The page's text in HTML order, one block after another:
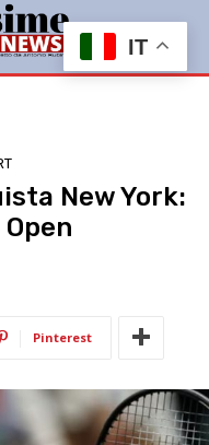
New York:
Pinterest
IT